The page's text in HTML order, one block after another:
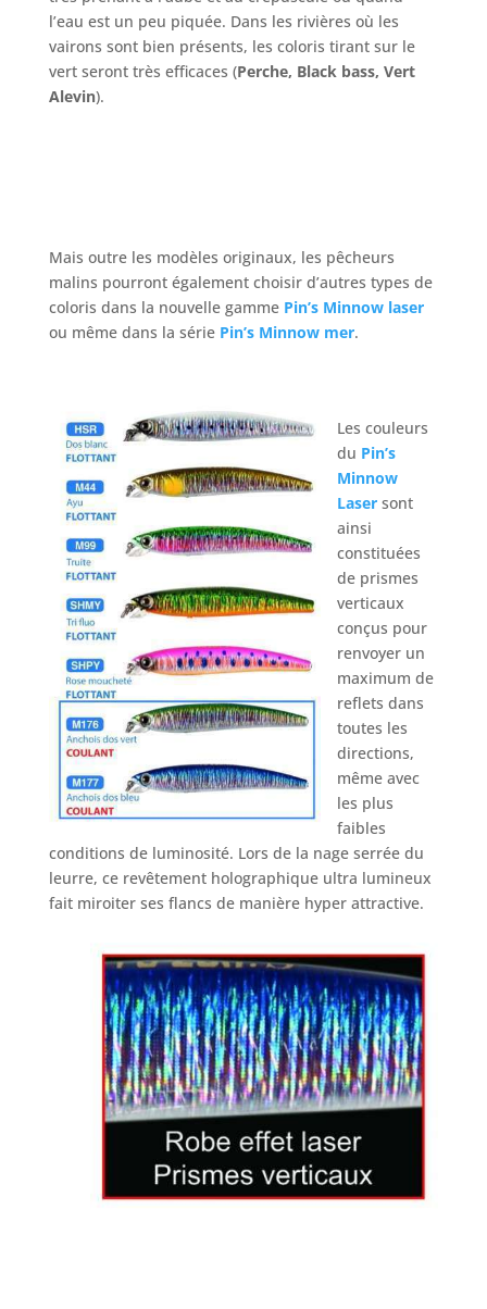
l’eau est un peu piquée. Dans les rivières où les
vairons sont bien présents, les coloris tirant sur le
vert seront très efficaces (Perche, Black bass, Vert
Alevin).
Mais outre les modèles originaux, les pêcheurs
malins pourront également choisir d’autres types de
coloris dans la nouvelle gamme Pin’s Minnow laser
ou même dans la série Pin’s Minnow mer.
Les couleurs
du Pin’s
Minnow
Laser sont
ainsi
constituées
de prismes
verticaux
conçus pour
renvoyer un
maximum de
reflets dans
toutes les
directions,
même avec
les plus
faibles
conditions de luminosité. Lors de la nage serrée du
leurre, ce revêtement holographique ultra lumineux
fait miroiter ses flancs de manière hyper attractive.